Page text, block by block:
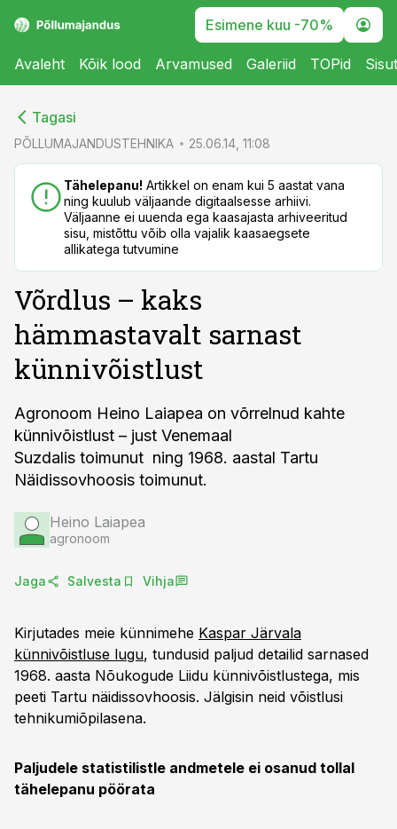
Esimene kuu -70%
Avaleht Kõik lood Arvamused Galeriid TOPid
Tagasi
PÕLLUMAJANDUSTEHNIKA 25.06.14, 11:08
Tähelepanu! Artikkel on enam kui 5 aastat vana
ning kuulub väljaande digitaalsesse arhiivi.
Väljaanne ei uuenda ega kaasajasta arhiveeritud
sisu, mistõttu võib olla vajalik kaasaegsete
allikatega tutvumine
Võrdlus – kaks
hämmastavalt sarnast
künnivõistlust
Agronoom Heino Laiapea on võrrelnud kahte
künnivõistlust – just Venemaal
Suzdalis toimunut ning 1968. aastal Tartu
Näidissovhoosis toimunut.
Heino Laiapea
agronoom
Jaga Salvesta Vihja
Kirjutades meie künnimehe Kaspar Järvala
künnivõistluse lugu, tundusid paljud detailid sarnased
1968. aasta Nõukogude Liidu künnivõistlustega, mis
peeti Tartu näidissovhoosis. Jälgisin neid võistlusi
tehnikumiõpilasena.
Paljudele statistilistle andmetele ei osanud tollal
tähelepanu pöörata